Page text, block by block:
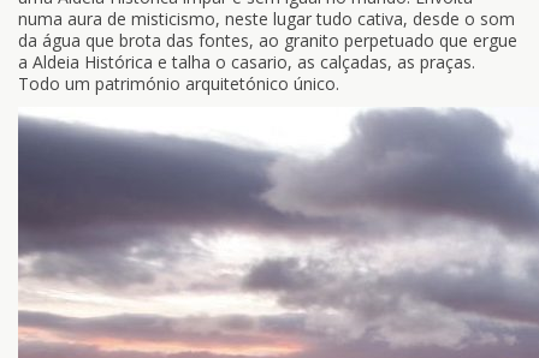
numa aura de misticismo, neste lugar tudo cativa, desde o som
da água que brota das fontes, ao granito perpetuado que ergue
a Aldeia Histórica e talha o casario, as calçadas, as praças.
Todo um património arquitetónico único.